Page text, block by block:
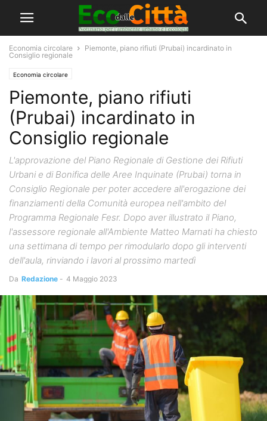
Economia circolare
Piemonte, piano rifiuti (Prubai) incardinato in
Consiglio regionale
Economia circolare
Piemonte, piano rifiuti
(Prubai) incardinato in
Consiglio regionale
L'approvazione del Piano Regionale di Gestione dei Rifiuti
Urbani e di Bonifica delle Aree Inquinate (Prubai) torna in
Consiglio Regionale per poter accedere all'erogazione dei
finanziamenti della Comunità europea nell'ambito del
Programma Regionale Fesr. Dopo aver illustrato il Piano,
l'assessore regionale all'Ambiente Matteo Marnati ha chiesto
una settimana di tempo per rimodularlo dopo gli interventi
dell'aula, rinviando i lavori al prossimo martedì
Da Redazione - 4 Maggio 2023